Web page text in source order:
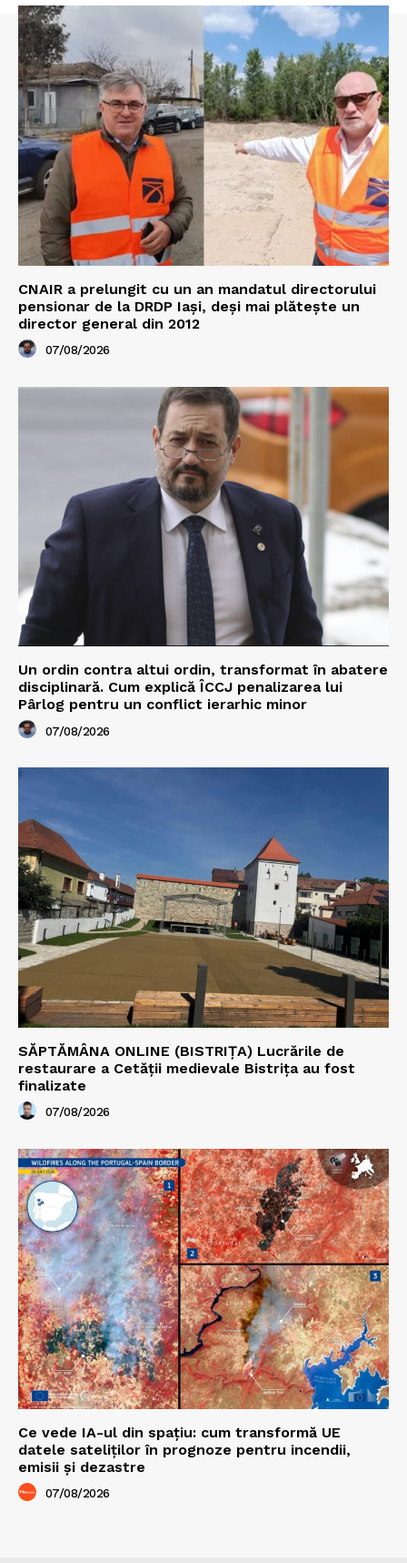
CNAIR a prelungit cu un an mandatul directorului
pensionar de la DRDP Iași, deși mai plătește un
director general din 2012
07/08/2026
Un ordin contra altui ordin, transformat în abatere
disciplinară. Cum explică ÎCCJ penalizarea lui
Pârlog pentru un conflict ierarhic minor
07/08/2026
SĂPTĂMÂNA ONLINE (BISTRIȚA) Lucrările de
restaurare a Cetăţii medievale Bistriţa au fost
finalizate
07/08/2026
Ce vede IA-ul din spațiu: cum transformă UE
datele sateliților în prognoze pentru incendii,
emisii și dezastre
07/08/2026